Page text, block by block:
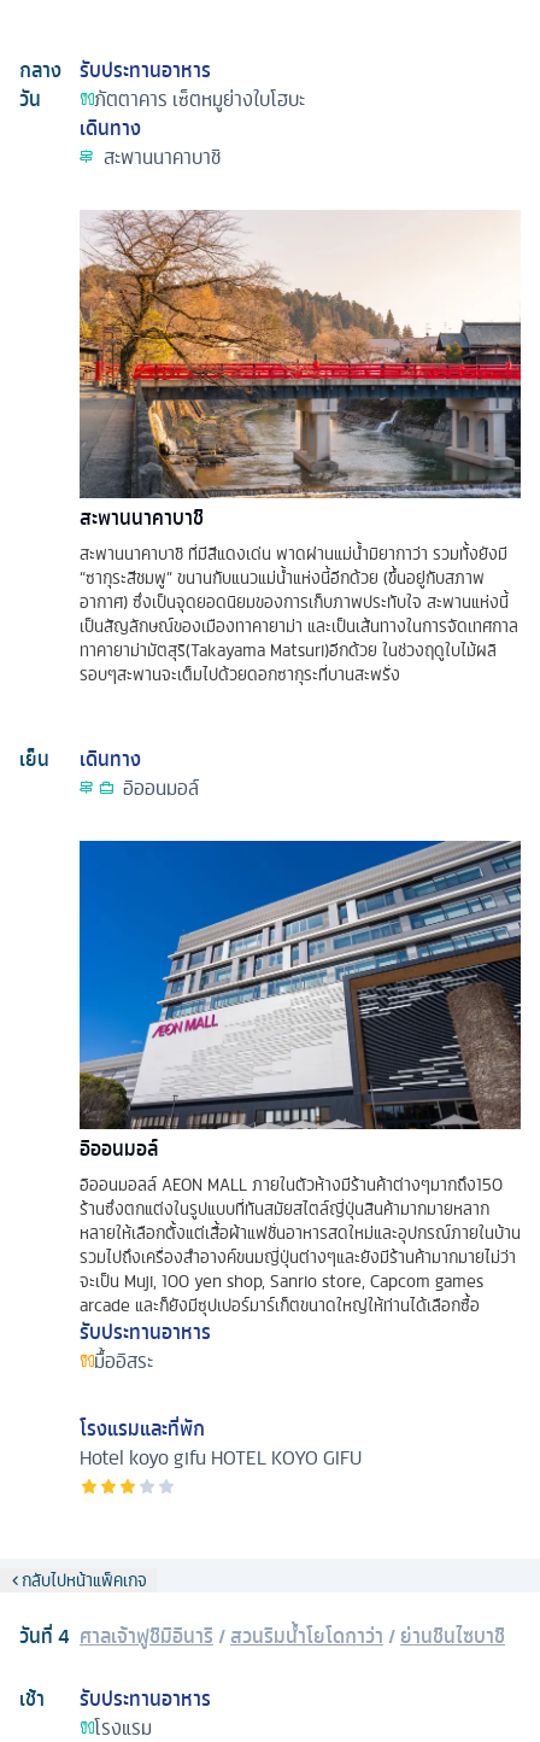
กลาง
วัน
รับประทานอาหาร
ภัตตาคาร เซ็ตหมูย่างใบโฮบะ
เดินทาง
สะพานนาคาบาชิ
สะพานนาคาบาชิ
สะพานนาคาบาชิ ที่มีสีแดงเด่น พาดผ่านแม่น้ำมิยากาว่า รวมทั้งยังมี
“ซากุระสีชมพู” ขนานกับแนวแม่น้ำแห่งนี้อีกด้วย (ขึ้นอยู่กับสภาพ
อากาศ) ซึ่งเป็นจุดยอดนิยมของการเก็บภาพประทับใจ สะพานแห่งนี้
เป็นสัญลักษณ์ของเมืองทาคายาม่า และเป็นเส้นทางในการจัดเทศกาล
ทาคายาม่ามัตสุริ(Takayama Matsuri)อีกด้วย ในช่วงฤดูใบไม้ผลิ
รอบๆสะพานจะเต็มไปด้วยดอกซากุระที่บานสะพรั่ง
เย็น
เดินทาง
อิออนมอล์
อิออนมอล์
อิออนมอลล์ AEON MALL ภายในตัวห้างมีร้านค้าต่างๆมากถึง150
ร้านซึ่งตกแต่งในรูปแบบที่ทันสมัยสไตล์ญี่ปุ่นสินค้ามากมายหลาก
หลายให้เลือกตั้งแต่เสื้อผ้าแฟชั่นอาหารสดใหม่และอุปกรณ์ภายในบ้าน
รวมไปถึงเครื่องสำอางค์ขนมญี่ปุ่นต่างๆและยังมีร้านค้ามากมายไม่ว่า
จะเป็น Muji, 100 yen shop, Sanrio store, Capcom games
arcade และก็ยังมีซุปเปอร์มาร์เก็ตขนาดใหญ่ให้ท่านได้เลือกซื้อ
รับประทานอาหาร
มื้ออิสระ
โรงแรมและที่พัก
Hotel koyo gifu HOTEL KOYO GIFU
กลับไปหน้าแพ็คเกจ
วันที่4 ศาลเจ้าฟูชิมิอินาริ /สวนริมน้ำโยโดกาว่า /ย่านชินไซบาชิ
เช้า
รับประทานอาหาร
โรงแรม